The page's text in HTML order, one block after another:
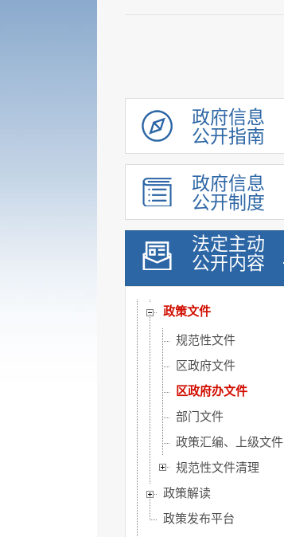
政府信息
公开指南
政府信息
公开制度
法定主动
公开内容
履职依据
法规规章
政府公报
政策文件
规范性文件
区政府文件
区政府办文件
部门文件
政策汇编、上级文件
规范性文件清理
政策解读
政策发布平台